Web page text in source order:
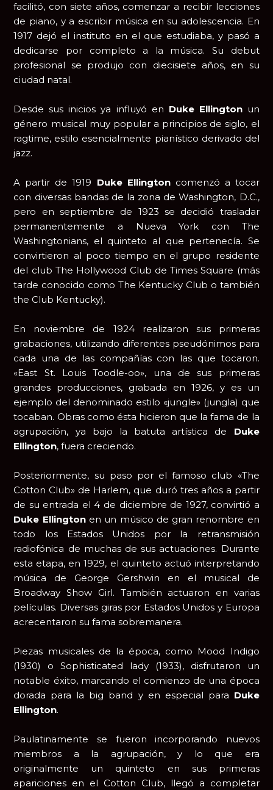
facilitó, con siete años, comenzar a recibir lecciones
de piano, y a escribir música en su adolescencia. En
1917 dejó el instituto en el que estudiaba, y pasó a
dedicarse por completo a la música. Su debut
profesional se produjo con diecisiete años, en su
ciudad natal.
Desde sus inicios ya influyó en Duke Ellingtonun
género musical muy popular a principios de siglo, el
ragtime, estilo esencialmente pianístico derivado del
jazz.
A partir de 1919 Duke Ellington comenzó a tocar
con diversas bandas de la zona de Washington, D.C.,
pero en septiembre de 1923 se decidió trasladar
permanentemente a Nueva York con The
Washingtonians, el quinteto al que pertenecía. Se
convirtieron al poco tiempo en el grupo residente
del club The Hollywood Club de Times Square (más
tarde conocido como The Kentucky Club o también
the Club Kentucky).
En noviembre de 1924 realizaron sus primeras
grabaciones, utilizando diferentes pseudónimos para
cada una de las compañías con las que tocaron.
«East St. Louis Toodle-oo», una de sus primeras
grandes producciones, grabada en 1926, y es un
ejemplo del denominado estilo «jungle» (jungla) que
tocaban. Obras como ésta hicieron que la fama de la
agrupación, ya bajo la batuta artística de Duke
Ellington, fuera creciendo.
Posteriormente, su paso por el famoso club «The
Cotton Club» de Harlem, que duró tres años a partir
de su entrada el 4 de diciembre de 1927, convirtió a
Duke Ellingtonen un músico de gran renombre en
todo los Estados Unidos por la retransmisión
radiofónica de muchas de sus actuaciones. Durante
esta etapa, en 1929, el quinteto actuó interpretando
música de George Gershwin en el musical de
Broadway Show Girl. También actuaron en varias
películas. Diversas giras por Estados Unidos y Europa
acrecentaron su fama sobremanera.
Piezas musicales de la época, como Mood Indigo
(1930) o Sophisticated lady (1933), disfrutaron un
notable éxito, marcando el comienzo de una época
dorada para la big band y en especial para Duke
Ellington.
Paulatinamente se fueron incorporando nuevos
miembros a la agrupación, y lo que era
originalmente un quinteto en sus primeras
apariciones en el Cotton Club, llegó a completar